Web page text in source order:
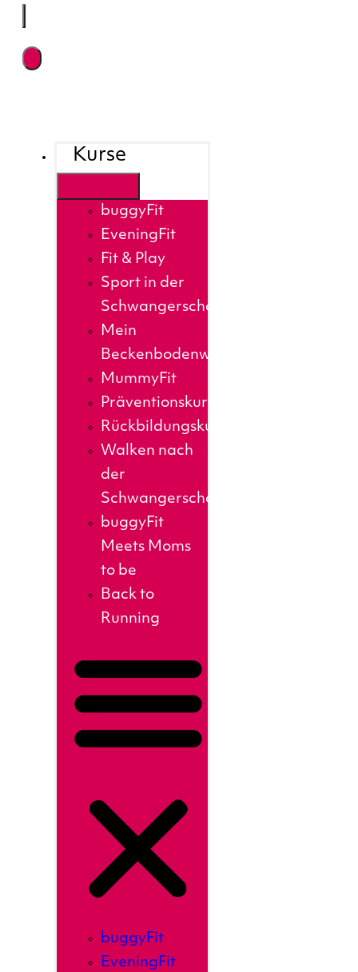
Kurse
buggyFit
EveningFit
Fit & Play
Sport in der
Schwangerschaft
Mein
Beckenbodenworkout
MummyFit
Präventionskurse
Rückbildungskurs
Walken nach
der
Schwangerschaft
buggyFit
Meets Moms
to be
Back to
Running
buggyFit
EveningFit